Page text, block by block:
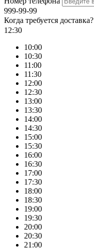
999-99-99
Когда требуется доставка?
12:30
10:00
10:30
11:00
11:30
12:00
12:30
13:00
13:30
14:00
14:30
15:00
15:30
16:00
16:30
17:00
17:30
18:00
18:30
19:00
19:30
20:00
20:30
21:00